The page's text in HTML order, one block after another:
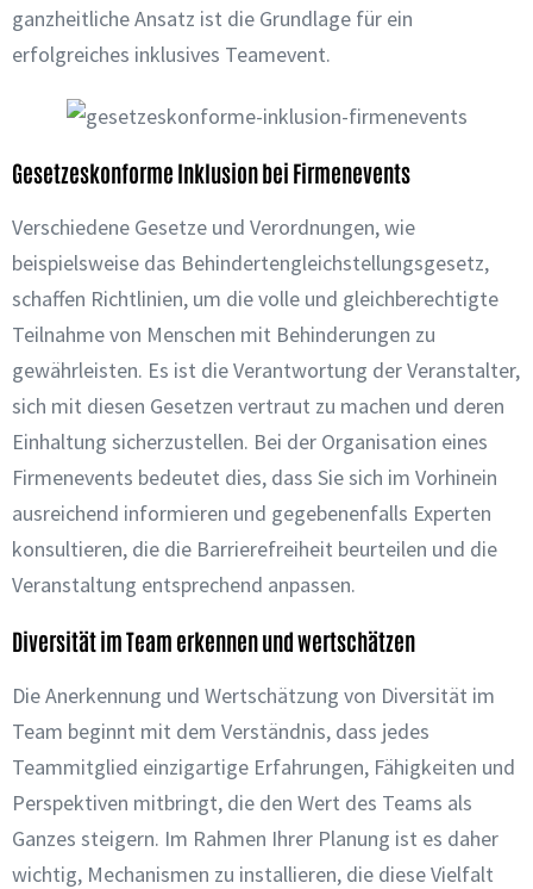
ganzheitliche Ansatz ist die Grundlage für ein
erfolgreiches inklusives Teamevent.
Gesetzeskonforme Inklusion bei Firmenevents
Verschiedene Gesetze und Verordnungen, wie
beispielsweise das Behindertengleichstellungsgesetz,
schaffen Richtlinien, um die volle und gleichberechtigte
Teilnahme von Menschen mit Behinderungen zu
gewährleisten. Es ist die Verantwortung der Veranstalter,
sich mit diesen Gesetzen vertraut zu machen und deren
Einhaltung sicherzustellen. Bei der Organisation eines
Firmenevents bedeutet dies, dass Sie sich im Vorhinein
ausreichend informieren und gegebenenfalls Experten
konsultieren, die die Barrierefreiheit beurteilen und die
Veranstaltung entsprechend anpassen.
Diversität im Team erkennen und wertschätzen
Die Anerkennung und Wertschätzung von Diversität im
Team beginnt mit dem Verständnis, dass jedes
Teammitglied einzigartige Erfahrungen, Fähigkeiten und
Perspektiven mitbringt, die den Wert des Teams als
Ganzes steigern. Im Rahmen Ihrer Planung ist es daher
wichtig, Mechanismen zu installieren, die diese Vielfalt